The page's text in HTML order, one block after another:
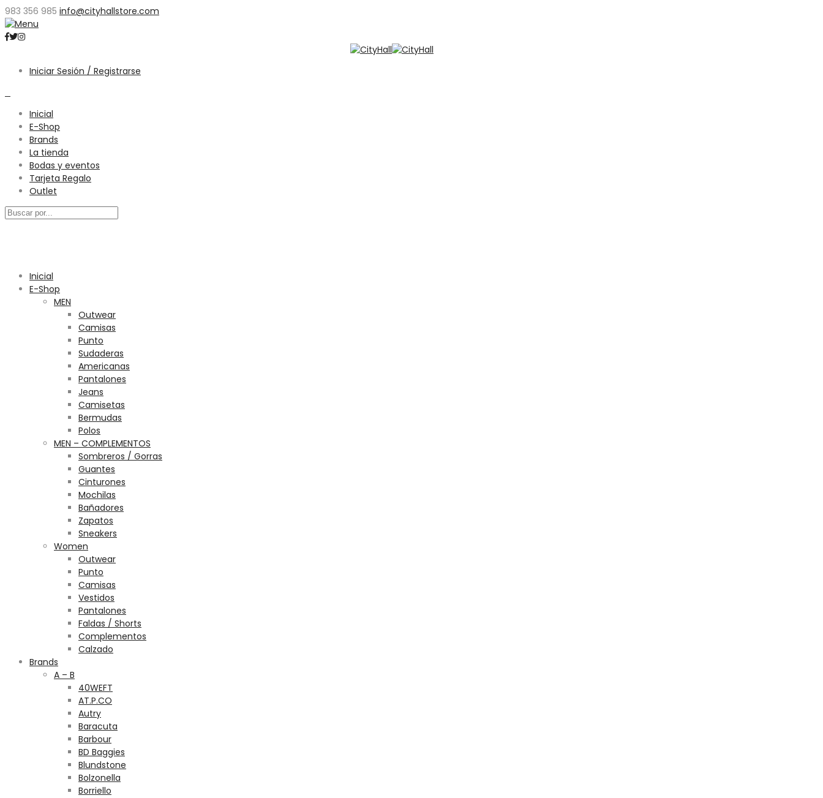
983 356 985 info@cityhallstore.com
Iniciar Sesión / Registrarse
Inicial
E-Shop
Brands
La tienda
Bodas y eventos
Tarjeta Regalo
Outlet
Inicial
E-Shop
MEN
Outwear
Camisas
Punto
Sudaderas
Americanas
Pantalones
Jeans
Camisetas
Bermudas
Polos
MEN – COMPLEMENTOS
Sombreros / Gorras
Guantes
Cinturones
Mochilas
Bañadores
Zapatos
Sneakers
Women
Outwear
Punto
Camisas
Vestidos
Pantalones
Faldas / Shorts
Complementos
Calzado
Brands
A – B
40WEFT
AT.P.CO
Autry
Baracuta
Barbour
BD Baggies
Blundstone
Bolzonella
Borriello